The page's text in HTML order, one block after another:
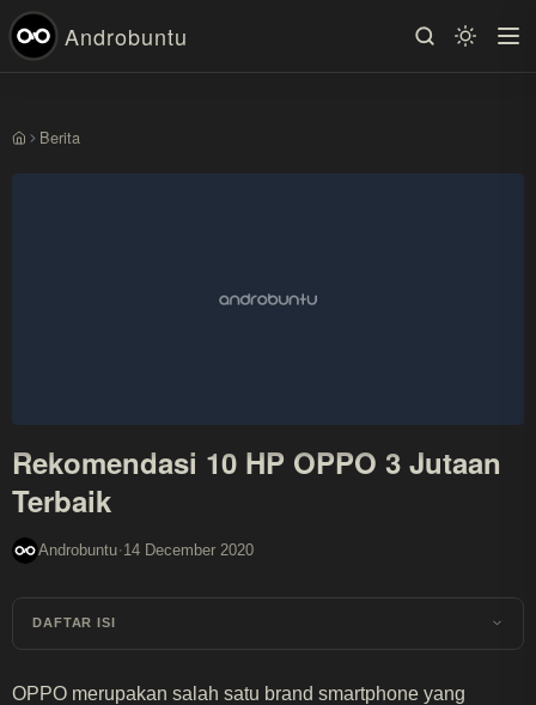
Androbuntu
Beranda
Berita
Rekomendasi 10 HP OPPO 3 Jutaan
Terbaik
Androbuntu·14 December 2020
DAFTAR ISI
OPPO merupakan salah satu brand smartphone yang